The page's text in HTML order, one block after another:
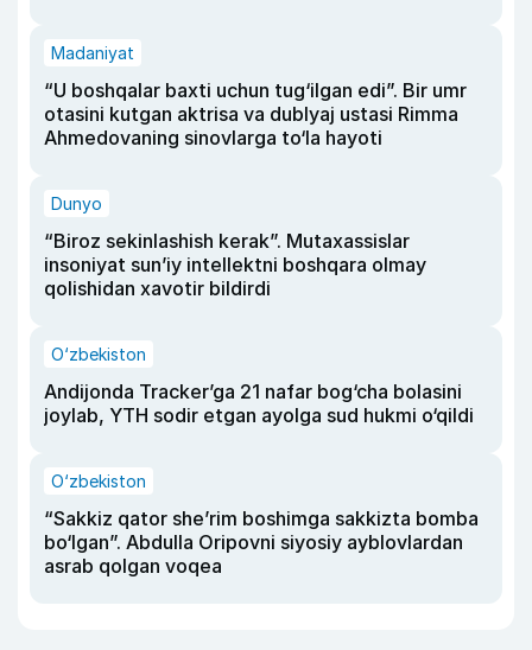
Madaniyat
“U boshqalar baxti uchun tug‘ilgan edi”. Bir umr
otasini kutgan aktrisa va dublyaj ustasi Rimma
Ahmedovaning sinovlarga to‘la hayoti
Dunyo
“Biroz sekinlashish kerak”. Mutaxassislar
insoniyat sun’iy intellektni boshqara olmay
qolishidan xavotir bildirdi
O‘zbekiston
Andijonda Tracker’ga 21 nafar bog‘cha bolasini
joylab, YTH sodir etgan ayolga sud hukmi o‘qildi
O‘zbekiston
“Sakkiz qator she’rim boshimga sakkizta bomba
bo‘lgan”. Abdulla Oripovni siyosiy ayblovlardan
asrab qolgan voqea